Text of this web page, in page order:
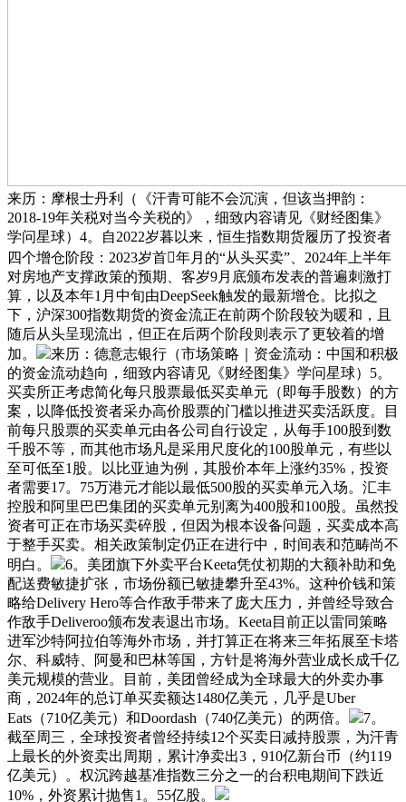
来历：摩根士丹利（《汗青可能不会沉演，但该当押韵：
2018-19年关税对当今关税的》，细致内容请见《财经图集》
学问星球）4。自2022岁暮以来，恒生指数期货履历了投资者
四个增仓阶段：2023岁首年月的“从头买卖”、2024年上半年
对房地产支撑政策的预期、客岁9月底颁布发表的普遍刺激打
算，以及本年1月中旬由DeepSeek触发的最新增仓。比拟之
下，沪深300指数期货的资金流正在前两个阶段较为暖和，且
随后从头呈现流出，但正在后两个阶段则表示了更较着的增
加。
来历：德意志银行（市场策略｜资金流动：中国和积极
的资金流动趋向，细致内容请见《财经图集》学问星球）5。
买卖所正考虑简化每只股票最低买卖单元（即每手股数）的方
案，以降低投资者采办高价股票的门槛以推进买卖活跃度。目
前每只股票的买卖单元由各公司自行设定，从每手100股到数
千股不等，而其他市场凡是采用尺度化的100股单元，有些以
至可低至1股。以比亚迪为例，其股价本年上涨约35%，投资
者需要17。75万港元才能以最低500股的买卖单元入场。汇丰
控股和阿里巴巴集团的买卖单元别离为400股和100股。虽然投
资者可正在市场买卖碎股，但因为根本设备问题，买卖成本高
于整手买卖。相关政策制定仍正在进行中，时间表和范畴尚不
明白。
6。美团旗下外卖平台Keeta凭仗初期的大额补助和免
配送费敏捷扩张，市场份额已敏捷攀升至43%。这种价钱和策
略给Delivery Hero等合作敌手带来了庞大压力，并曾经导致合
作敌手Deliveroo颁布发表退出市场。Keeta目前正以雷同策略
进军沙特阿拉伯等海外市场，并打算正在将来三年拓展至卡塔
尔、科威特、阿曼和巴林等国，方针是将海外营业成长成千亿
美元规模的营业。目前，美团曾经成为全球最大的外卖办事
商，2024年的总订单买卖额达1480亿美元，几乎是Uber
Eats（710亿美元）和Doordash（740亿美元）的两倍。
7。
截至周三，全球投资者曾经持续12个买卖日减持股票，为汗青
上最长的外资卖出周期，累计净卖出3，910亿新台币（约119
亿美元）。权沉跨越基准指数三分之一的台积电期间下跌近
10%，外资累计抛售1。55亿股。